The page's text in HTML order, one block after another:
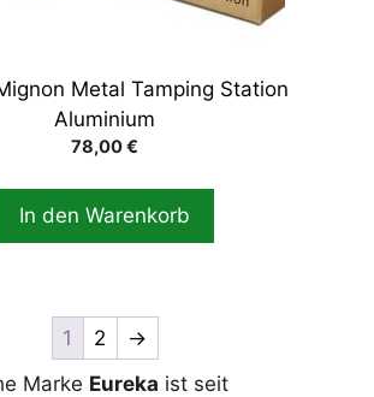
Metal Tamping Station
Aluminium
78,00€
In den Warenkorb
1 2
→
Marke Eureka ist seit